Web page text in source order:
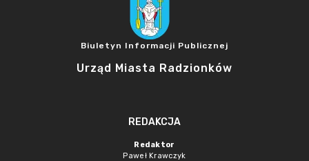
Biuletyn Informacji Publicznej
Urząd Miasta Radzionków
REDAKCJA
Redaktor
Paweł Krawczyk